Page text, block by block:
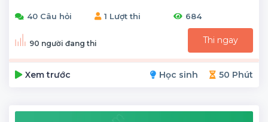
40 Câu hỏi 1 Lượt thi 684
90 người đang thi Thi ngay
Xem trước Học sinh 50 Phút